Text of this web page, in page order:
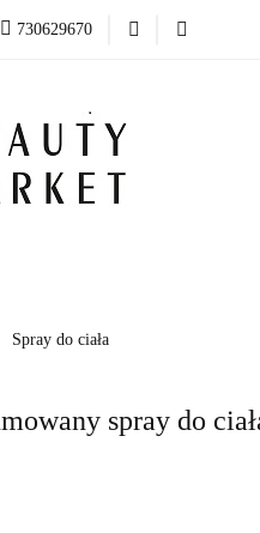
730629670
Włosy Twarz
Health & Care
Spray do ciała
spray do